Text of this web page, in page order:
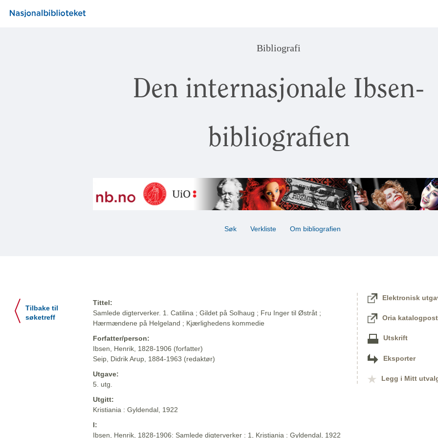
Bibliografi
Den internasjonale Ibsen-
bibliografien
Søk Verkliste Om bibliografien
Tilbake til
søketreff
Tittel:
Samlede digterverker. 1. Catilina ; Gildet på Solhaug ; Fru Inger til Østråt ;
Hærmændene på Helgeland ; Kjærlighedens kommedie
Forfatter/person:
Ibsen, Henrik, 1828-1906 (forfatter)
Seip, Didrik Arup, 1884-1963 (redaktør)
Utgave:
5. utg.
Utgitt:
Kristiania : Gyldendal, 1922
I:
Ibsen, Henrik, 1828-1906: Samlede digterverker : 1, Kristiania : Gyldendal, 1922
Elektronisk
Oria katalogpost
Utskrift
Eksporter
Legg i Mitt